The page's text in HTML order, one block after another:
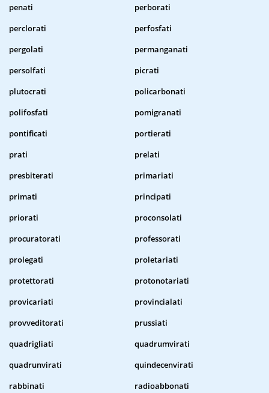
penati
perborati
perclorati
perfosfati
pergolati
permanganati
persolfati
picrati
plutocrati
policarbonati
polifosfati
pomigranati
pontificati
portierati
prati
prelati
presbiterati
primariati
primati
principati
priorati
proconsolati
procuratorati
professorati
prolegati
proletariati
protettorati
protonotariati
provicariati
provincialati
provveditorati
prussiati
quadrigliati
quadrumvirati
quadrunvirati
quindecenvirati
rabbinati
radioabbonati